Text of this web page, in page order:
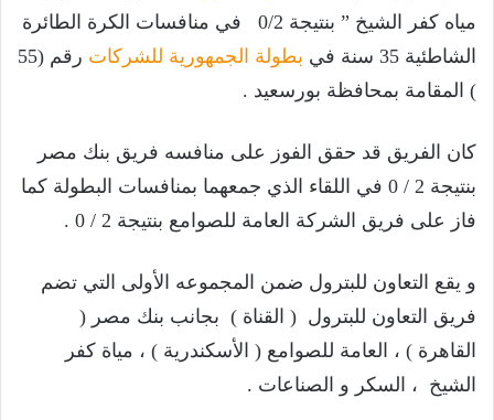
مياه كفر الشيخ ” بنتيجة 0/2 في منافسات الكرة الطائرة
الشاطئية 35 سنة في
بطولة الجمهورية للشركات
رقم (55
) المقامة بمحافظة بورسعيد .
كان الفريق قد حقق الفوز على منافسه فريق بنك مصر
بنتيجة 2 / 0 في اللقاء الذي جمعهما بمنافسات البطولة كما
فاز على فريق الشركة العامة للصوامع بنتيجة 2 / 0 .
و يقع التعاون للبترول ضمن المجموعه الأولى التي تضم
فريق التعاون للبترول ( القناة ) بجانب بنك مصر (
القاهرة ) ، العامة للصوامع ( الأسكندرية ) ، مياة كفر
الشيخ ، السكر و الصناعات .